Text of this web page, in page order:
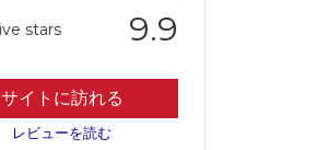
9.9
サイトに訪れる
レビューを読む